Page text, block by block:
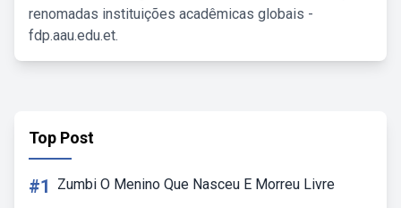
renomadas instituições acadêmicas globais -
fdp.aau.edu.et.
Top Post
#1 Zumbi O Menino Que Nasceu E Morreu Livre